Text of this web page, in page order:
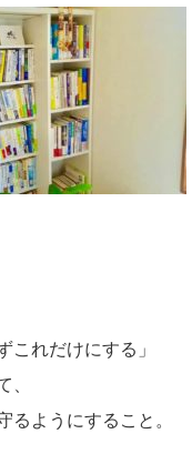
これだけにする」
、
るようにすること。